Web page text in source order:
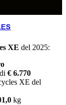
XE del 2025:
€ 6.770
XE del
kg